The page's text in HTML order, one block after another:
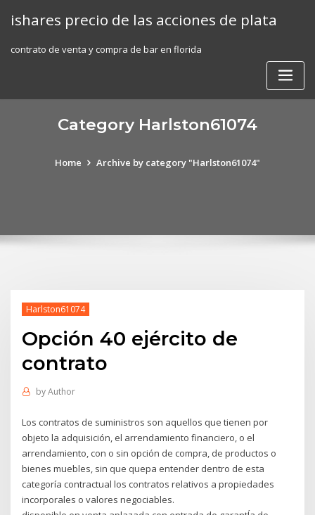
ishares precio de las acciones de plata
contrato de venta y compra de bar en florida
Category Harlston61074
Home Archive by category "Harlston61074"
Harlston61074
Opción 40 ejército de
contrato
byAuthor
Los contratos de suministros son aquellos que tienen por
objeto la adquisición, el arrendamiento financiero, o el
arrendamiento, con o sin opción de compra, de productos o
bienes muebles, sin que quepa entender dentro de esta
categoría contractual los contratos relativos a propiedades
incorporales o valores negociables.